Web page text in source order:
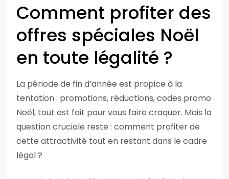
Comment profiter des
offres spéciales Noël
en toute légalité ?
La période de fin d’année est propice à la
tentation : promotions, réductions, codes promo
Noël, tout est fait pour vous faire craquer. Mais la
question cruciale reste : comment profiter de
cette attractivité tout en restant dans le cadre
légal ?